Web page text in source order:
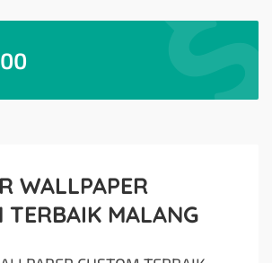
WALLPAPER
TERBAIK MALANG